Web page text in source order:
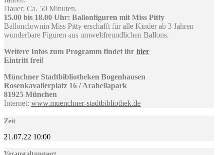
Dauer: Ca. 50 Minuten.
15.00 bis 18.00 Uhr: Ballonfiguren mit Miss Pitty
­Ballonclownin Miss Pitty erschafft für alle Kinder ab 3 Jahren
wunderbare Figuren aus umweltfreundlichen Ballons.
Weitere Infos zum Programm findet ihr hier
Eintritt frei!
Münchner Stadtbibliotheken Bogenhausen
Rosenkavalierplatz 16 / Arabellapark
81925 München
Internet: www.muenchner-stadtbibliothek.de
Zeit
21.07.22 10:00